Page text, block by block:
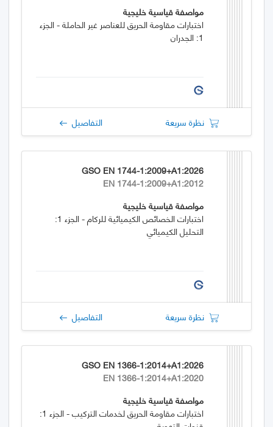
مواصفة قياسية خليجية
اختبارات مقاومة الحريق للعناصر غير الحاملة - الجزء
1: الجدران
نظرة سريعة التفاصيل
GSO EN 1744-1:2009+A1:2026
EN 1744-1:2009+A1:2012
مواصفة قياسية خليجية
اختبارات الخصائص الكيميائية للركام - الجزء 1:
التحليل الكيميائي
نظرة سريعة التفاصيل
GSO EN 1366-1:2014+A1:2026
EN 1366-1:2014+A1:2020
مواصفة قياسية خليجية
اختبارات مقاومة الحريق لخدمات التركيب - الجزء 1: